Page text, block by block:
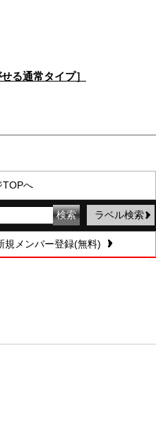
る通常タイプ］
TOPへ
ラベル検索
規メンバー登録(無料)